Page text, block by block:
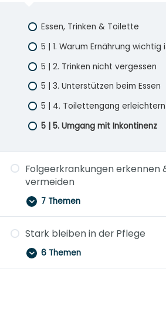
Essen, Trinken & Toilette
5 | 1. Warum Ernährung wichtig
5 | 2. Trinken nicht vergessen
5 | 3. Unterstützen beim Essen
5 | 4. Toilettengang erleichtern
5 | 5. Umgang mit Inkontinenz
Folgeerkrankungen erkennen
vermeiden
7 Themen
Stark bleiben in der Pflege
6 Themen